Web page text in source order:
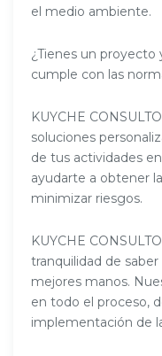
el medio ambiente.
¿Tienes un proyecto
cumple con las
KUYCHE
soluciones
de tus actividades
ayudarte a obtener
minimizar riesgos.
KUYCHE
tranquilidad de
mejores manos.
en todo el proceso,
implementación de